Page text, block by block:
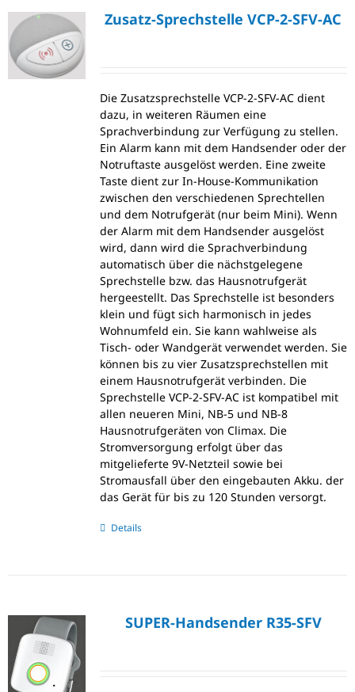
Zusatz-Sprechstelle VCP-2-SFV-AC
Die Zusatzsprechstelle VCP-2-SFV-AC dient
dazu, in weiteren Räumen eine
Sprachverbindung zur Verfügung zu stellen.
Ein Alarm kann mit dem Handsender oder der
Notruftaste ausgelöst werden. Eine zweite
Taste dient zur In-House-Kommunikation
zwischen den verschiedenen Sprechtellen
und dem Notrufgerät (nur beim Mini). Wenn
der Alarm mit dem Handsender ausgelöst
wird, dann wird die Sprachverbindung
automatisch über die nächstgelegene
Sprechstelle bzw. das Hausnotrufgerät
hergeestellt. Das Sprechstelle ist besonders
klein und fügt sich harmonisch in jedes
Wohnumfeld ein. Sie kann wahlweise als
Tisch- oder Wandgerät verwendet werden. Sie
können bis zu vier Zusatzsprechstellen mit
einem Hausnotrufgerät verbinden. Die
Sprechstelle VCP-2-SFV-AC ist kompatibel mit
allen neueren Mini, NB-5 und NB-8
Hausnotrufgeräten von Climax. Die
Stromversorgung erfolgt über das
mitgelieferte 9V-Netzteil sowie bei
Stromausfall über den eingebauten Akku. der
das Gerät für bis zu 120 Stunden versorgt.
Details
SUPER-Handsender R35-SFV